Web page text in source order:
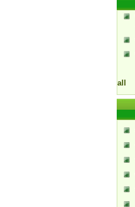
all